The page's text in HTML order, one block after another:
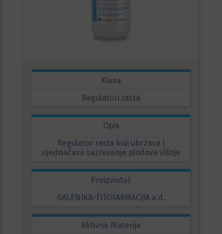
Klasa
Regulatori rasta
Opis
Regulator rasta koji ubrzava i
ujednačava sazrevanje plodova višnje
Proizvođač
GALENIKA-FITOFARMACIJA a.d.
Aktivne Materije